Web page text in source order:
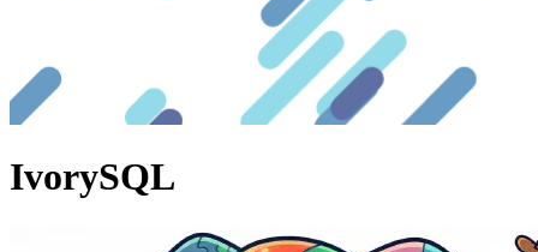
IvorySQL